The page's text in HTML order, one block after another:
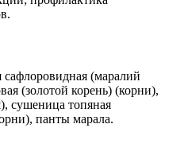
сафлоровидная (маралий
(золотой корень) (корни),
сушеница топяная
панты марала.